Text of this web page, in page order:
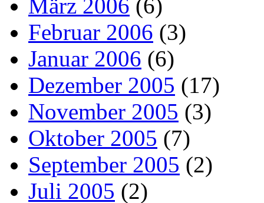
März 2006 (6)
Februar 2006 (3)
Januar 2006 (6)
Dezember 2005 (17)
November 2005 (3)
Oktober 2005 (7)
September 2005 (2)
Juli 2005 (2)